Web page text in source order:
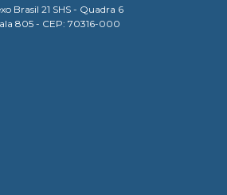
Brasil 21 SHS - Quadra 6
805 - CEP: 70316-000